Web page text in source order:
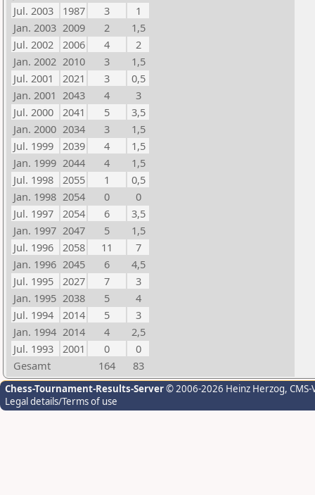
Jul. 2003
1987 3
1
Jan. 2003 2009 2
1,5
Jul. 2002
2006 4
2
Jan. 2002 2010 3
1,5
Jul. 2001
2021 3
0,5
Jan. 2001 2043 4
3
Jul. 2000
2041 5
3,5
Jan. 2000 2034 3
1,5
Jul. 1999
2039 4
1,5
Jan. 1999 2044 4
1,5
Jul. 1998
2055 1
0,5
Jan. 1998 2054 0
0
Jul. 1997
2054 6
3,5
Jan. 1997 2047 5
1,5
Jul. 1996
2058 11
7
Jan. 1996 2045 6
4,5
Jul. 1995
2027 7
3
Jan. 1995 2038 5
4
Jul. 1994
2014 5
3
Jan. 1994 2014 4
2,5
Jul. 1993
2001 0
0
Gesamt
164 83
Chess-Tournament-Results-Server© 2006-2026 Heinz Herzog,
Legal details/Terms of use